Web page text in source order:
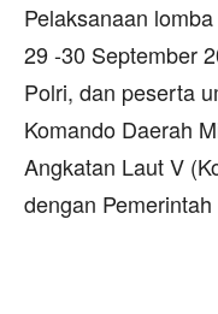
Pelaksanaan
29 -30 September
Polri, dan peserta
Komando Daerah
Angkatan Laut V
dengan